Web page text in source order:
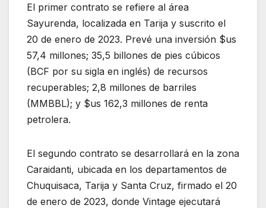
El primer contrato se refiere al área
Sayurenda, localizada en Tarija y suscrito el
20 de enero de 2023. Prevé una inversión $us
57,4 millones; 35,5 billones de pies cúbicos
(BCF por su sigla en inglés) de recursos
recuperables; 2,8 millones de barriles
(MMBBL); y $us 162,3 millones de renta
petrolera.
El segundo contrato se desarrollará en la zona
Caraidanti, ubicada en los departamentos de
Chuquisaca, Tarija y Santa Cruz, firmado el 20
de enero de 2023, donde Vintage ejecutará